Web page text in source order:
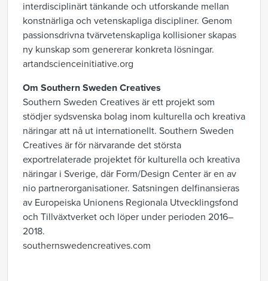
interdisciplinärt tänkande och utforskande mellan
konstnärliga och vetenskapliga discipliner. Genom
passionsdrivna tvärvetenskapliga kollisioner skapas
ny kunskap som genererar konkreta lösningar.
artandscienceinitiative.org
Om Southern Sweden Creatives
Southern Sweden Creatives är ett projekt som
stödjer sydsvenska bolag inom kulturella och kreativa
näringar att nå ut internationellt. Southern Sweden
Creatives är för närvarande det största
exportrelaterade projektet för kulturella och kreativa
näringar i Sverige, där Form/Design Center är en av
nio partnerorganisationer. Satsningen delfinansieras
av Europeiska Unionens Regionala Utvecklingsfond
och Tillväxtverket och löper under perioden 2016–
2018.
southernswedencreatives.com